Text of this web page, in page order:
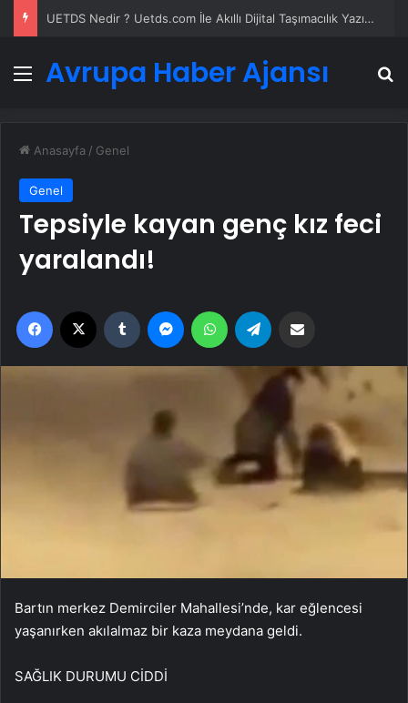
UETDS Nedir ? Uetds.com İle Akıllı Dijital Taşımacılık Yazılımı
Menü
Avrupa Haber Ajansı
Anasayfa / Genel
Genel
Tepsiyle kayan genç kız feci
yaralandı!
Facebook Tumblr MessengerWhatsApp
Bartın merkez Demirciler Mahallesi’nde, kar eğlencesi
yaşanırken akılalmaz bir kaza meydana geldi.
SAĞLIK DURUMU CİDDİ